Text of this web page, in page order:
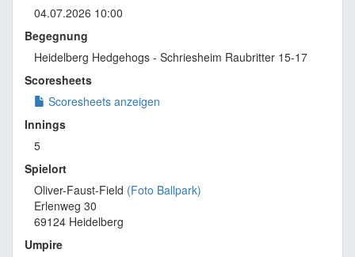
04.07.2026 10:00
Begegnung
Heidelberg Hedgehogs - Schriesheim Raubritter 15-17
Scoresheets
Scoresheets anzeigen
Innings
5
Spielort
Oliver-Faust-Field (Foto Ballpark)
Erlenweg 30
69124 Heidelberg
Umpire